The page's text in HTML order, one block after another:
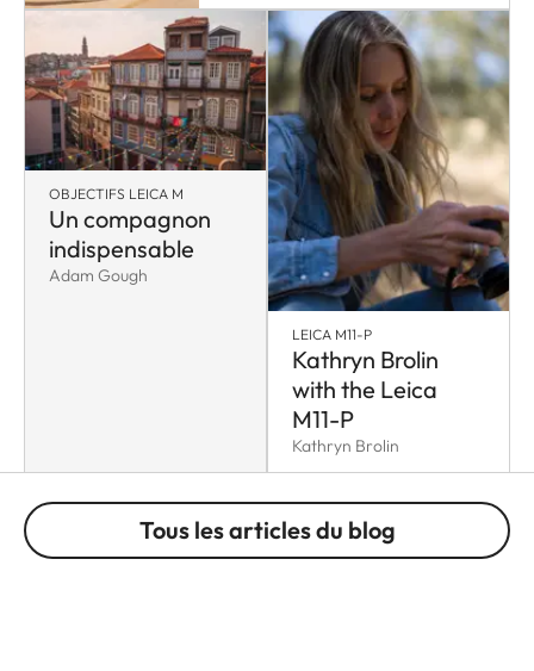
OBJECTIFS LEICA M
Un compagnon
indispensable
Adam Gough
LEICA M11-P
Kathryn Brolin
with the Leica
M11-P
Kathryn Brolin
Tous les articles du blog